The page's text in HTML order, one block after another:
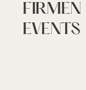
FIRMEN
EVENTS